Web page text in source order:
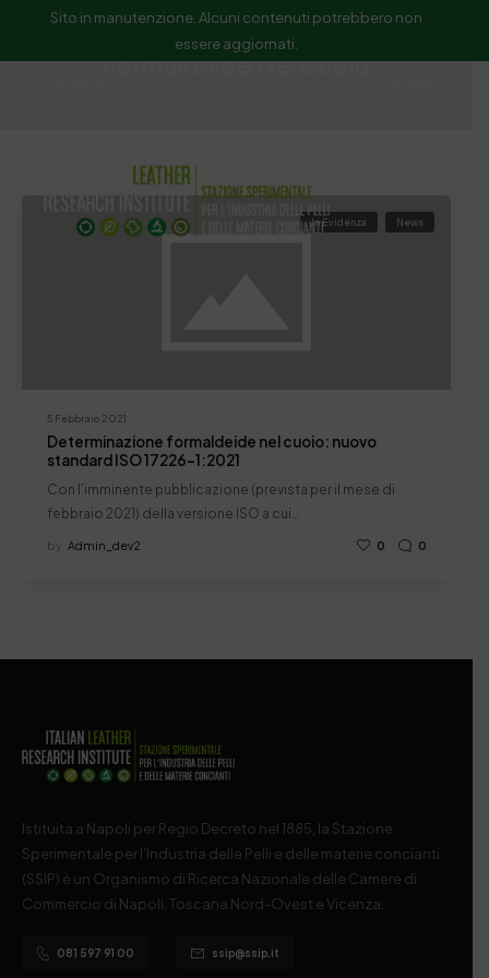
Sito in manutenzione. Alcuni contenuti potrebbero non
essere aggiornati.
Formaldeide Nel Cuoio
5 Febbraio 2021
In Evidenza News
Determinazione formaldeide nel cuoio: nuovo
standard ISO 17226-1:2021
Con l’imminente pubblicazione (prevista per il mese di
febbraio 2021) della versione ISO a cui…
by Admin_dev2 0 0
Istituita a Napoli per Regio Decreto nel 1885, la Stazione
Sperimentale per l’Industria delle Pelli e delle materie concianti
(SSIP) è un Organismo di Ricerca Nazionale delle Camere di
Commercio di Napoli, Toscana Nord-Ovest e Vicenza.
081 597 91 00 ssip@ssip.it